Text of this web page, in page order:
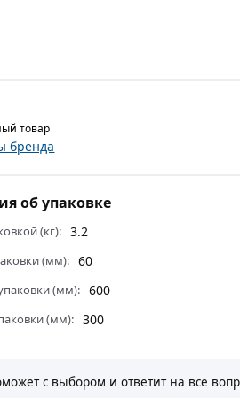
товар
бренда
об упаковке
(кг): 3.2
(мм): 60
(мм): 600
(мм): 300
с выбором и ответит на все